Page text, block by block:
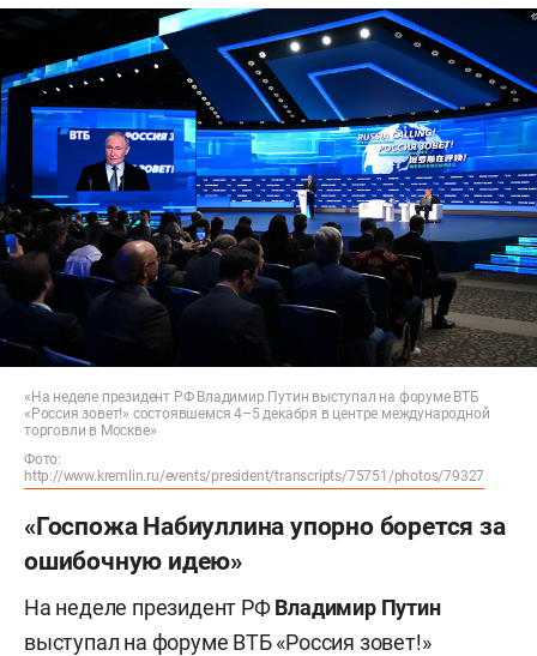
«На неделе президент РФ Владимир Путин выступал на форуме ВТБ
«Россия зовет!» состоявшемся 4–5 декабря в центре международной
торговли в Москве»
Фото:
http://www.kremlin.ru/events/president/transcripts/75751/photos/79327
«Госпожа Набиуллина упорно борется за
ошибочную идею»
На неделе президент РФВладимир Путин
выступал на форуме ВТБ «Россия зовет!»